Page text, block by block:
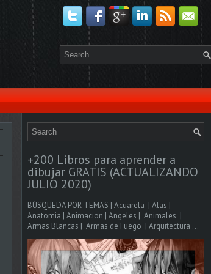
+200 Libros para aprender a
dibujar GRATIS (ACTUALIZANDO
JULIO 2020)
BÚSQUEDA POR TEMAS | Acuarela | Alas |
Anatomia | Animacion | Angeles | Animales |
Armas Blancas | Armas de Fuego | Arquitectura ...